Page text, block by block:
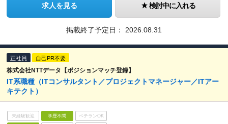
求人を見る 検討中に入れる
掲載終了予定日： 2026.08.31
正社員 自己PR不要
株式会社NTTデータ【ポジションマッチ登録】
IT系職種（ITコンサルタント／プロジェクトマネージャー／ITアー
キテクト）
未経験歓迎 学歴不問 ベテランOK